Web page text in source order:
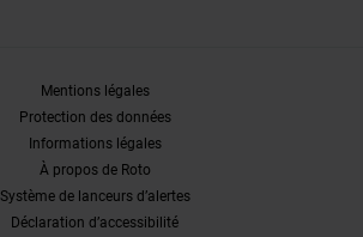
Mentions légales
Protection des données
Informations légales
À propos de Roto
Système de lanceurs d’alertes
Déclaration d’accessibilité